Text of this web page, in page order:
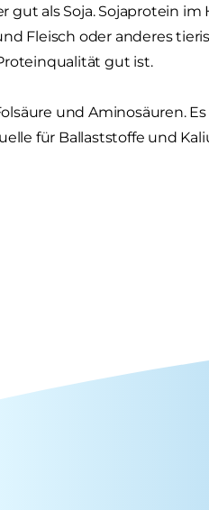
gut als Soja. Sojaprotein
Fleisch oder anderes
gut ist.
und Aminosäuren.
für Ballaststoffe und